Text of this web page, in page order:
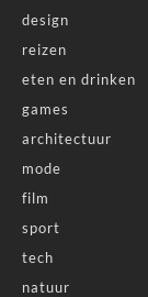
design
reizen
eten en drinken
games
architectuur
mode
film
sport
tech
natuur